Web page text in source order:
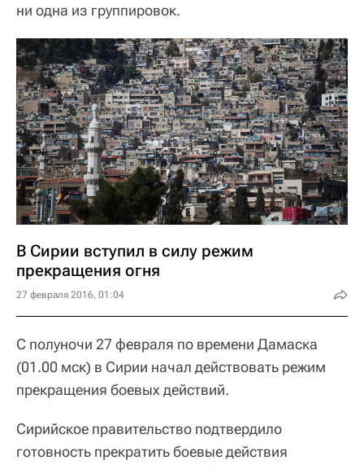
ни одна из группировок.
В Сирии вступил в силу режим
прекращения огня
27 февраля 2016, 01:04
С полуночи 27 февраля по времени Дамаска
(01.00 мск) в Сирии начал действовать режим
прекращения боевых действий.
Сирийское правительство подтвердило
готовность прекратить боевые действия